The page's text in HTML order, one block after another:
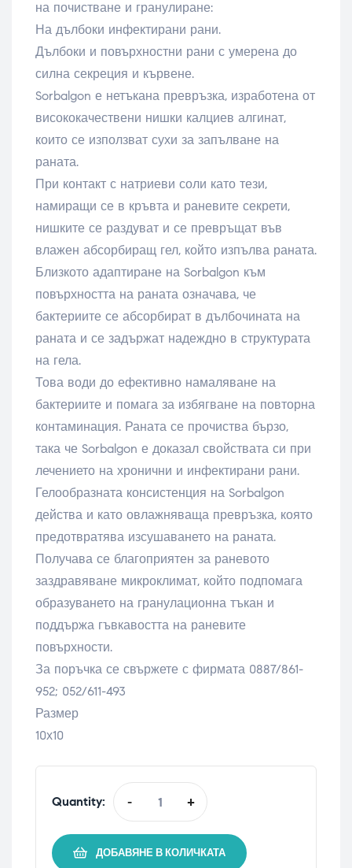
на почистване и гранулиране:
На дълбоки инфектирани рани.
Дълбоки и повърхностни рани с умерена до
силна секреция и кървене.
Sorbalgon е нетъкана превръзка, изработена от
висококачествени нишки калциев алгинат,
които се използват сухи за запълване на
раната.
При контакт с натриеви соли като тези,
намиращи се в кръвта и раневите секрети,
нишките се раздуват и се превръщат във
влажен абсорбиращ гел, който изпълва раната.
Близкото адаптиране на Sorbalgon към
повърхността на раната означава, че
бактериите се абсорбират в дълбочината на
раната и се задържат надеждно в структурата
на гела.
Това води до ефективно намаляване на
бактериите и помага за избягване на повторна
контаминация. Раната се прочиства бързо,
така че Sorbalgon е доказал свойствата си при
лечението на хронични и инфектирани рани.
Гелообразната консистенция на Sorbalgon
действа и като овлажняваща превръзка, която
предотвратява изсушаването на раната.
Получава се благоприятен за раневото
заздравяване микроклимат, който подпомага
образуването на гранулационна тъкан и
поддържа гъвкавостта на раневите
повърхности.
За поръчка се свържете с фирмата 0887/861-
952; 052/611-493
Размер
10х10
Quantity: - +
ДОБАВЯНЕ В КОЛИЧКАТА